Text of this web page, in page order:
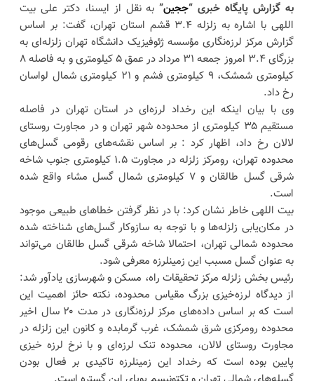
به گزارش پایگاه خبری “ججین” به نقل از ایسنا، دکتر علی بیت
اللهی با اشاره به زلزله ۳.۴ قشم استان تهران، گفت: بر اساس
گزارش مرکز لرزه‌نگاری مؤسسه ژئوفیزیک دانشگاه تهران زلزله‌ای به
بزرگای ۳.۴ امروز جمعه ۳۱ مرداد در عمق ۵ کیلومتری و به فاصله ۸
کیلومتری شمشک، ۹ کیلومتری فشم و ۲۱ کیلومتری شمال لواسان
رخ داد.
وی با بیان اینکه این رخداد لرزه‌ای در استان تهران در فاصله
مستقیم ۳۵ کیلومتری از محدوده شهر تهران و در مجاورت روستای
لالان رخ داد، اظهار کرد : بر اساس نقشه‌های رقومی گسل‌های
محدوده تهران، رومرکز زلزله در مجاورت ۱.۵ کیلومتری جنوب شاخه
شرقی گسل طالقان و ۷ کیلومتری شمال گسل مشاء واقع شده
است.
بیت اللهی خاطر نشان کرد: با در نظر گرفتن خطاهای طبیعی موجود
در مکان‌یابی زلزله‌ها و با توجه به سازوکار گسل‌های شناخته شده
محدوده شمالی تهران، احتمالا شاخه شرقی گسل طالقان می‌تواند
به عنوان گسل مسبب این زمینلرزه معرفی شود.
رئیس بخش زلزله مرکز تحقیقات راه، مسکن و شهرسازی یادآور شد:
از دیدگاه لرزه‌خیزی بزرگ مقیاس محدوده، نکته حائز اهمیت این
است که بر اساس داده‌های مرکز لرزه‌نگاری در مدت ۲۰ سال اخیر
محدوده رومرکزی شرق شمشک، غرب گرمابده و کانون این زلزله در
مجاورت روستای لالان، محدوده تنک لرزه‌ای و با نرخ لرزه خیزی
پایین بوده است که رخداد این زمینلرزه تاکیدی بر فعال بودن